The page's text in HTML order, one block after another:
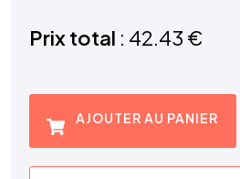
Prix total : 42.43 €
AJOUTER AU PANIER